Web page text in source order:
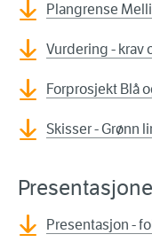
Plangrense
Vurdering - krav
Forprosjekt Blå
Skisser - Grønn
Presentasjon -